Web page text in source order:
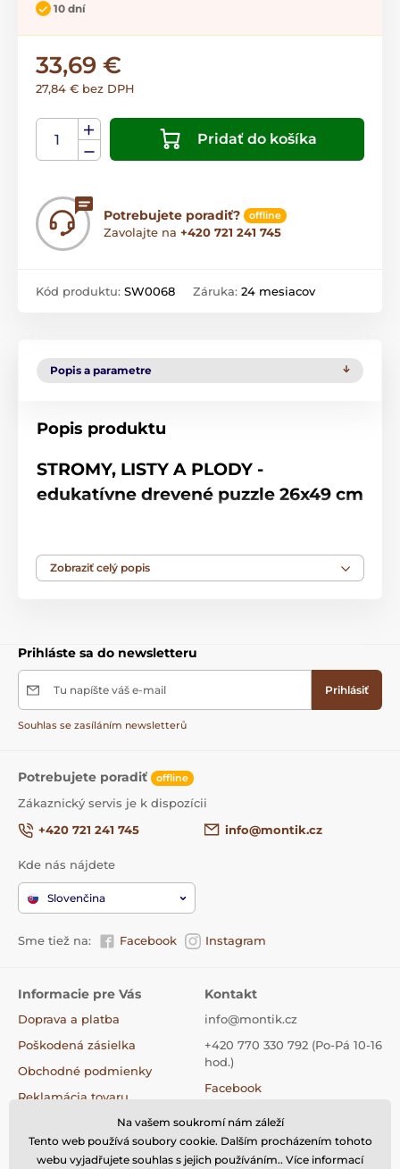
10 dní
33,69 €
27,84 € bez DPH
Pridať do košíka
Potrebujete poradiť? offline
Zavolajte na +420 721 241 745
Kód produktu: SW0068 Záruka: 24 mesiacov
Popis a parametre
Popis produktu
STROMY, LISTY A PLODY -
edukatívne drevené puzzle 26x49 cm
objavte listy a semená rôznych stromov,
naučte sa ich názvami, vyrobte si z nich
Výhody:
Hádanky v 2 úrovniach:
Obsahuje 21 prvkov + rámček a obálku
Hrúbka základne : 3 mm
</span
Hrúbka puzzle: 5 mm
</span
Hrúbka obalu: 5 mm
Hrúbka obalu: 3 mm
Ošetrené bezfarebným lakom bez
zápachu vhodným pre deti
Zobraziť celý popis
Prihláste sa do newsletteru
Tu napíšte váš e-mail Prihlásiť
Souhlas se zasíláním newsletterů
Potrebujete poradiť offline
Zákaznický servis je k dispozícii
+420 721 241 745
info@montik.cz
Kde nás nájdete
Slovenčina
Sme tiež na: Facebook Instagram
Informacie pre Vás
Doprava a platba
Poškodená zásielka
Obchodné podmienky
Reklamácia tovaru
Vrátenie tovaru
Kontakt
info@montik.cz
+420 770 330 792 (Po-Pá 10-16
hod.)
Facebook
Tiktok
Na vašem soukromí nám záleží
Tento web používá soubory cookie. Dalším procházením tohoto
webu vyjadřujete souhlas s jejich používáním.. Více informací